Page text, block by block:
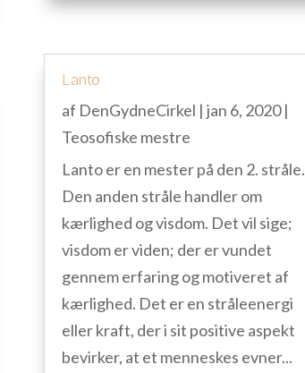
Lanto
af DenGydneCirkel |jan 6, 2020|
Teosofiske mestre
Lanto er en mester på den 2. stråle.
Den anden stråle handler om
kærlighed og visdom. Det vil sige;
visdom er viden; der er vundet
gennem erfaring og motiveret af
kærlighed. Det er en stråleenergi
eller kraft, der i sit positive aspekt
bevirker, at et menneskes evner...